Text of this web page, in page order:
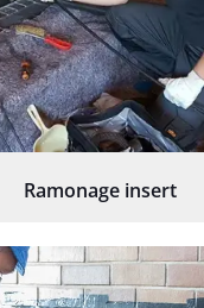
Ramonage insert